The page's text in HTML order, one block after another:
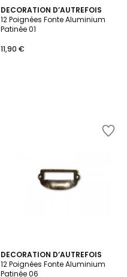
DECORATION D’AUTREFOIS
12 Poignées Fonte Aluminium
Patinée 01
11,90 €
DECORATION D’AUTREFOIS
12 Poignées Fonte Aluminium
Patinée 06